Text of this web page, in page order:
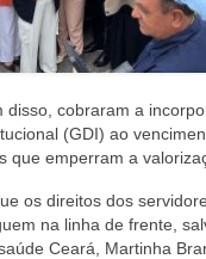
disso, cobraram a
(GDI) ao
que emperram a
os direitos dos
na linha de frente,
Ceará, Martinha